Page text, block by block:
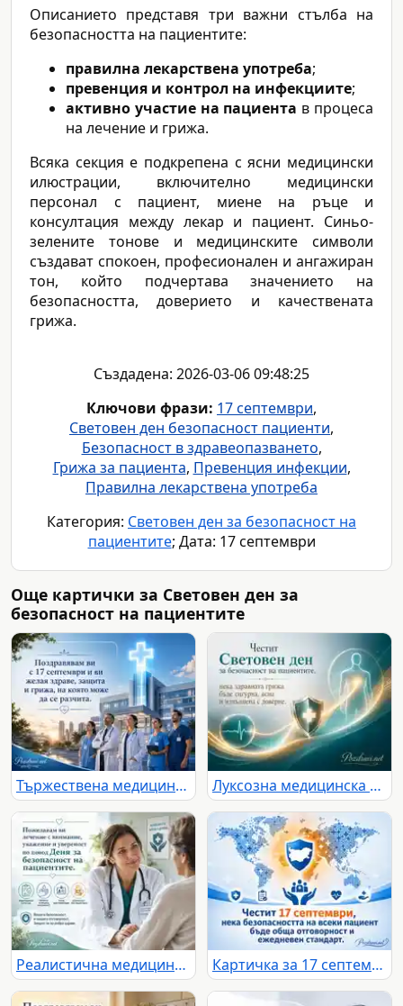
Описанието представя три важни стълба на
безопасността на пациентите:
правилна лекарствена употреба;
превенция и контрол на инфекциите;
активно участие на пациента в процеса
на лечение и грижа.
Всяка секция е подкрепена с ясни медицински
илюстрации, включително медицински
персонал с пациент, миене на ръце и
консултация между лекар и пациент. Синьо-
зелените тонове и медицинските символи
създават спокоен, професионален и ангажиран
тон, който подчертава значението на
безопасността, доверието и качествената
грижа.
Създадена: 2026-03-06 09:48:25
Ключови фрази: 17 септември,
Световен ден безопасност пациенти,
Безопасност в здравеопазването,
Грижа за пациента, Превенция инфекции,
Правилна лекарствена употреба
Категория: Световен ден за безопасност на
пациентите; Дата: 17 септември
Още картички за Световен ден за
безопасност на пациентите
Тържествена медицинска картичка за 17 септември Луксозна медицинска картичка за безопасност на пациентите
Реалистична медицинска картичка за безопасност на пациентите Картичка за 17 септември с акцент върху безопасността на пациента